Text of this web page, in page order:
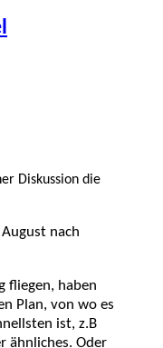
Diskussion die
nach
fliegen, haben
Plan, von wo es
ist, z.B
ähnliches. Oder